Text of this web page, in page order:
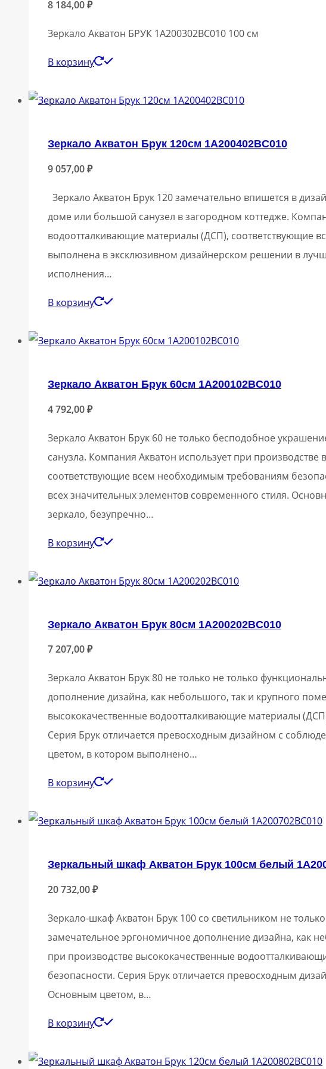
8 184,00₽
Зеркало Акватон БРУК 1A200302BC010 100 см
В корзину
Зеркало Акватон Брук 120см 1A200402BC010
9 057,00₽
Зеркало Акватон Брук 120 замечательно впишется в
доме или большой санузел в загородном коттедже.
водоотталкивающие материалы (ДСП), соответствующие
выполнена в эксклюзивном дизайнерском решении в
исполнения…
В корзину
Зеркало Акватон Брук 60см 1A200102BC010
4 792,00₽
Зеркало Акватон Брук 60 не только бесподобное
санузла. Компания Акватон использует при
соответствующие всем необходимым требованиям
всех значительных элементов современного стиля.
зеркало, безупречно…
В корзину
Зеркало Акватон Брук 80см 1A200202BC010
7 207,00₽
Зеркало Акватон Брук 80 не только не только
дополнение дизайна, как небольшого, так и крупного
высококачественные водоотталкивающие материалы
Серия Брук отличается превосходным дизайном с
цветом, в котором выполнено…
В корзину
Зеркальный шкаф Акватон Брук 100см белый
20 732,00₽
Зеркало-шкаф Акватон Брук 100 со светильником не
замечательное эргономичное дополнение дизайна, как
при производстве высококачественные
безопасности. Серия Брук отличается превосходным
Основным цветом, в…
В корзину